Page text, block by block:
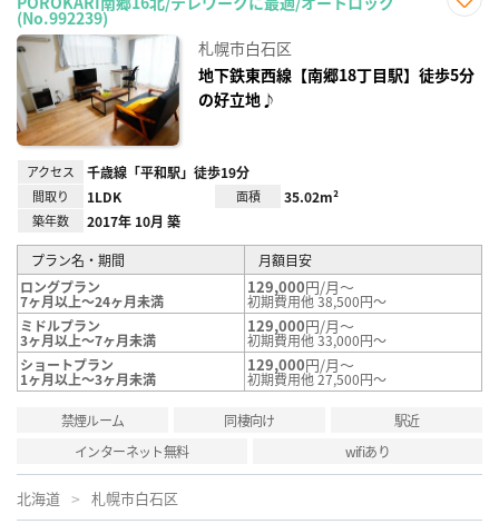
(No.992239)
録
札幌市白石区
地下鉄東西線【南郷18丁目駅】徒歩5分
の好立地♪
アクセス 千歳線「平和駅」徒歩19分
間取り 1LDK 面積 35.02m²
築年数 2017年 10月 築
プラン名・期間
月額目安
ロングプラン
7ヶ月以上～24ヶ月未満
129,000円/月～
初期費用他 38,500円～
ミドルプラン
3ヶ月以上～7ヶ月未満
129,000円/月～
初期費用他 33,000円～
ショートプラン
1ヶ月以上～3ヶ月未満
129,000円/月～
初期費用他 27,500円～
禁煙ルーム 同棲向け
駅近
インターネット無料
wifiあり
北海道 札幌市白石区